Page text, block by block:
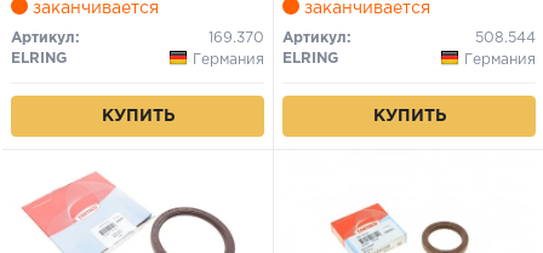
заканчивается
Артикул:
169.370
ELRING
Германия
КУПИТЬ
заканчивается
Артикул:
508.544
ELRING
Германия
КУПИТЬ